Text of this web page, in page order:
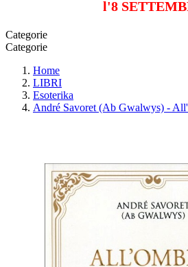
l'8
Categorie
Categorie
Home
LIBRI
Esoterika
André Savoret (Ab Gwalwys) -